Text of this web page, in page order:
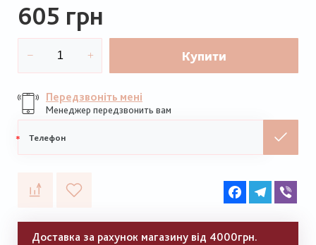
605 грн
Купити
Передзвоніть мені
Менеджер передзвонить вам
телефон
FacebookTelegram
Доставка за рахунок магазину від 4000грн.